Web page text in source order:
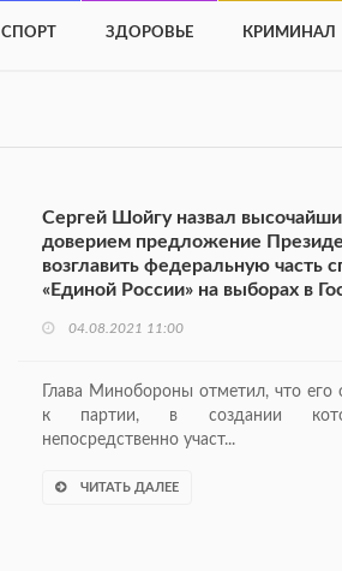
СПОРТ ЗДОРОВЬЕ КРИМИНАЛ
Сергей Шойгу назвал
доверием предложение
возглавить федеральную часть
«Единой России» на выборах в
04.08.2021 11:00
Глава Минобороны отметил, что его
к партии, в создании
непосредственно участ...
ЧИТАТЬ ДАЛЕЕ